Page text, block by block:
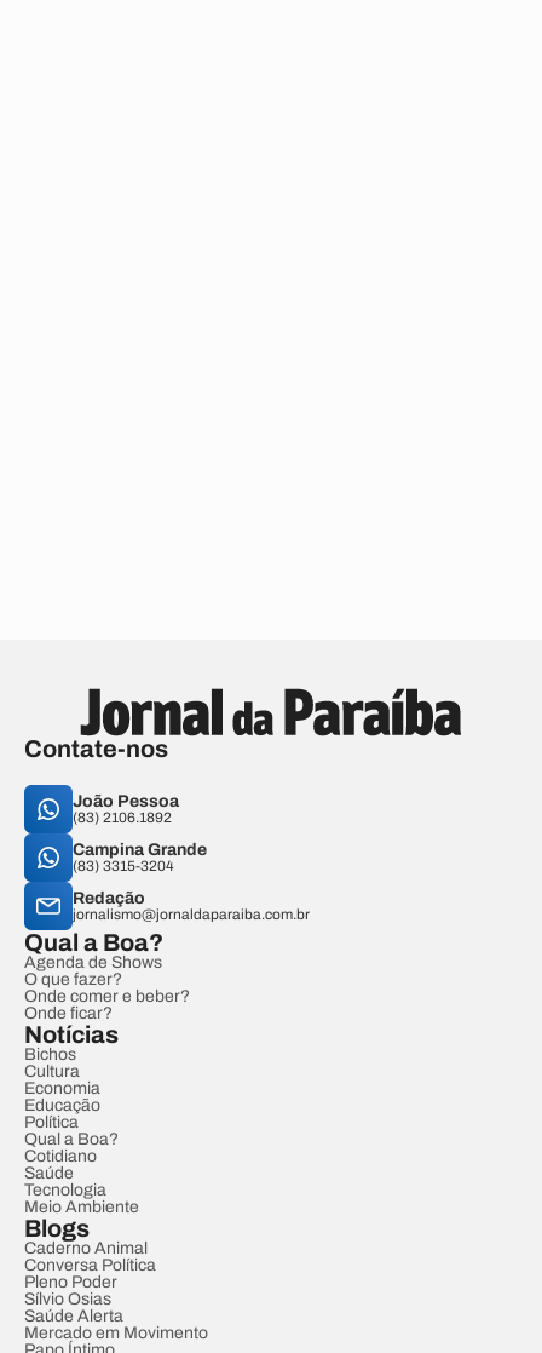
Contate-nos
João Pessoa
(83) 2106.1892
Campina Grande
(83) 3315-3204
Redação
jornalismo@jornaldaparaiba.com.br
Qual a Boa?
Agenda de Shows
O que fazer?
Onde comer e beber?
Onde ficar?
Notícias
Bichos
Cultura
Economia
Educação
Política
Qual a Boa?
Cotidiano
Saúde
Tecnologia
Meio Ambiente
Blogs
Caderno Animal
Conversa Política
Pleno Poder
Sílvio Osias
Saúde Alerta
Mercado em Movimento